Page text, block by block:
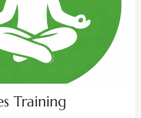
Training